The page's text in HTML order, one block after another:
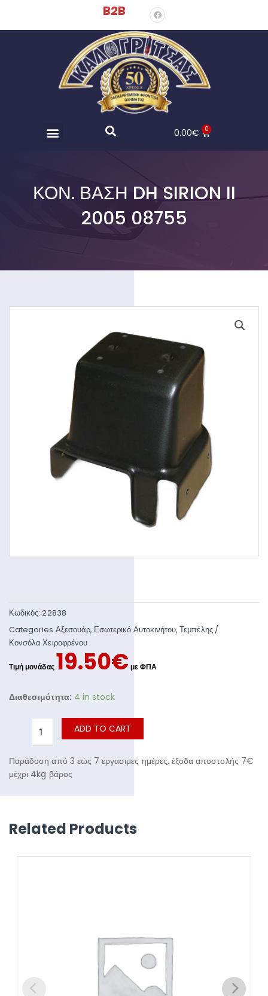
B2B
0.00€ 0
ΚΟΝ. ΒΑΣΗ DH SIRION II
2005 08755
Κωδικός:22838
Categories Αξεσουάρ, Εσωτερικό Αυτοκινήτου,Τεμπέλης /
Κονσόλα Χειροφρένου
19.50€
Διαθεσιμότητα: 4 in stock
ADD TO CART
Παράδοση από 3 εώς 7 εργασιμες ημέρες, έξοδα αποστολής 7€
μέχρι 4kg βάρος
Related Products